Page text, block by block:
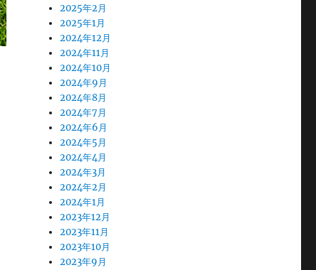
2025年2月
2025年1月
2024年12月
2024年11月
2024年10月
2024年9月
2024年8月
2024年7月
2024年6月
2024年5月
2024年4月
2024年3月
2024年2月
2024年1月
2023年12月
2023年11月
2023年10月
2023年9月